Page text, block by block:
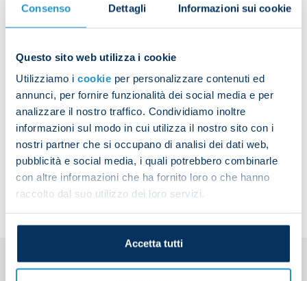
Consenso Dettagli Informazioni sui cookie
Questo sito web utilizza i cookie
Utilizziamo i cookie per personalizzare contenuti ed
annunci, per fornire funzionalità dei social media e per
analizzare il nostro traffico. Condividiamo inoltre
informazioni sul modo in cui utilizza il nostro sito con i
nostri partner che si occupano di analisi dei dati web,
pubblicità e social media, i quali potrebbero combinarle
con altre informazioni che ha fornito loro o che hanno
raccolto dal suo utilizzo dei loro servizi.
Accetta tutti
Eljif Elmas played 74 minutes for North Macedonia
Monday.
Share the article with your friends and support the
team